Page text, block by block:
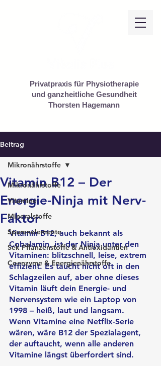
Privatpraxis für Physiotherapie
und ganzheitliche Gesundheit
Thorsten Hagemann
Beitrag
Mikronährstoffe
Vitamine
Mineralstoffe
Spurenelemente
Sek Pflanzenstoffe & Antioxidantien
Coenzyme & Energienährstoffe
Mikronährstoffe
Vitamin B12 – Der
Energie-Ninja mit Nerv-
Faktor
Vitamin B12, auch bekannt als
Cobalamin, ist der Ninja unter den
Vitaminen: blitzschnell, leise, extrem
effizient. Es taucht nicht oft in den
Schlagzeilen auf, aber ohne dieses
Vitamin läuft dein Energie- und
Nervensystem wie ein Laptop von
1998 – heiß, laut und langsam.
Wenn Vitamine eine Netflix-Serie
wären, wäre B12 der Spezialagent,
der auftaucht, wenn alle anderen
Vitamine längst überfordert sind.